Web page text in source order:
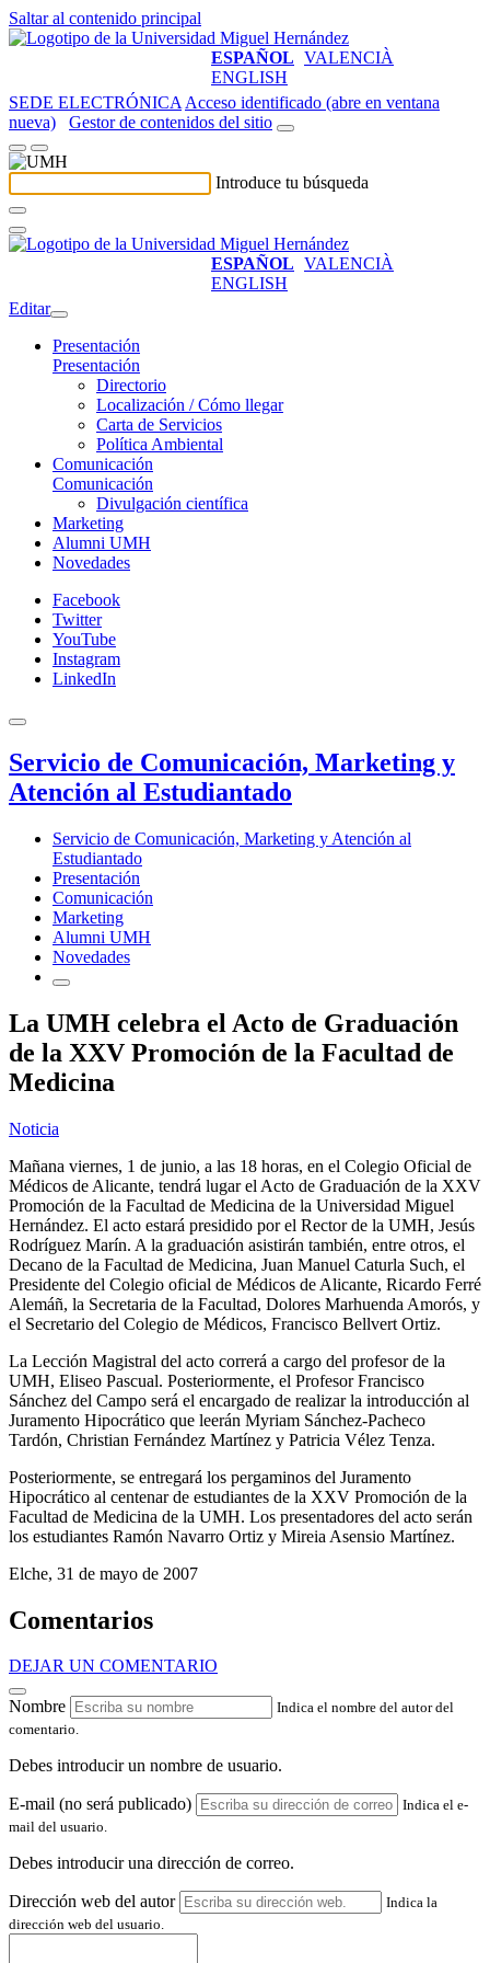
Saltar al contenido principal
ESPAÑOL VALENCIÀ
ENGLISH
SEDE ELECTRÓNICA Acceso identificado (abre en ventana
nueva)
Gestor de contenidos del sitio
Introduce tu búsqueda
ESPAÑOL VALENCIÀ
ENGLISH
Editar
Presentación
Presentación
Directorio
Localización / Cómo llegar
Carta de Servicios
Política Ambiental
Comunicación
Comunicación
Divulgación científica
Marketing
Alumni UMH
Novedades
Facebook
Twitter
YouTube
Instagram
LinkedIn
Servicio de Comunicación, Marketing y
Atención al Estudiantado
Servicio de Comunicación, Marketing y Atención al
Estudiantado
Presentación
Comunicación
Marketing
Alumni UMH
Novedades
La UMH celebra el Acto de Graduación
de la XXV Promoción de la Facultad de
Medicina
Noticia
Mañana viernes, 1 de junio, a las 18 horas, en el Colegio Oficial de
Médicos de Alicante, tendrá lugar el Acto de Graduación de la XXV
Promoción de la Facultad de Medicina de la Universidad Miguel
Hernández. El acto estará presidido por el Rector de la UMH, Jesús
Rodríguez Marín. A la graduación asistirán también, entre otros, el
Decano de la Facultad de Medicina, Juan Manuel Caturla Such, el
Presidente del Colegio oficial de Médicos de Alicante, Ricardo Ferré
Alemáñ, la Secretaria de la Facultad, Dolores Marhuenda Amorós, y
el Secretario del Colegio de Médicos, Francisco Bellvert Ortiz.
La Lección Magistral del acto correrá a cargo del profesor de la
UMH, Eliseo Pascual. Posteriormente, el Profesor Francisco
Sánchez del Campo será el encargado de realizar la introducción al
Juramento Hipocrático que leerán Myriam Sánchez-Pacheco
Tardón, Christian Fernández Martínez y Patricia Vélez Tenza.
Posteriormente, se entregará los pergaminos del Juramento
Hipocrático al centenar de estudiantes de la XXV Promoción de la
Facultad de Medicina de la UMH. Los presentadores del acto serán
los estudiantes Ramón Navarro Ortiz y Mireia Asensio Martínez.
Elche, 31 de mayo de 2007
Comentarios
DEJAR UN COMENTARIO
Nombre
Indica el nombre del autor del
comentario.
Debes introducir un nombre de usuario.
E-mail (no será publicado)
Indica el e-
mail del usuario.
Debes introducir una dirección de correo.
Dirección web del autor
Indica la
dirección web del usuario.